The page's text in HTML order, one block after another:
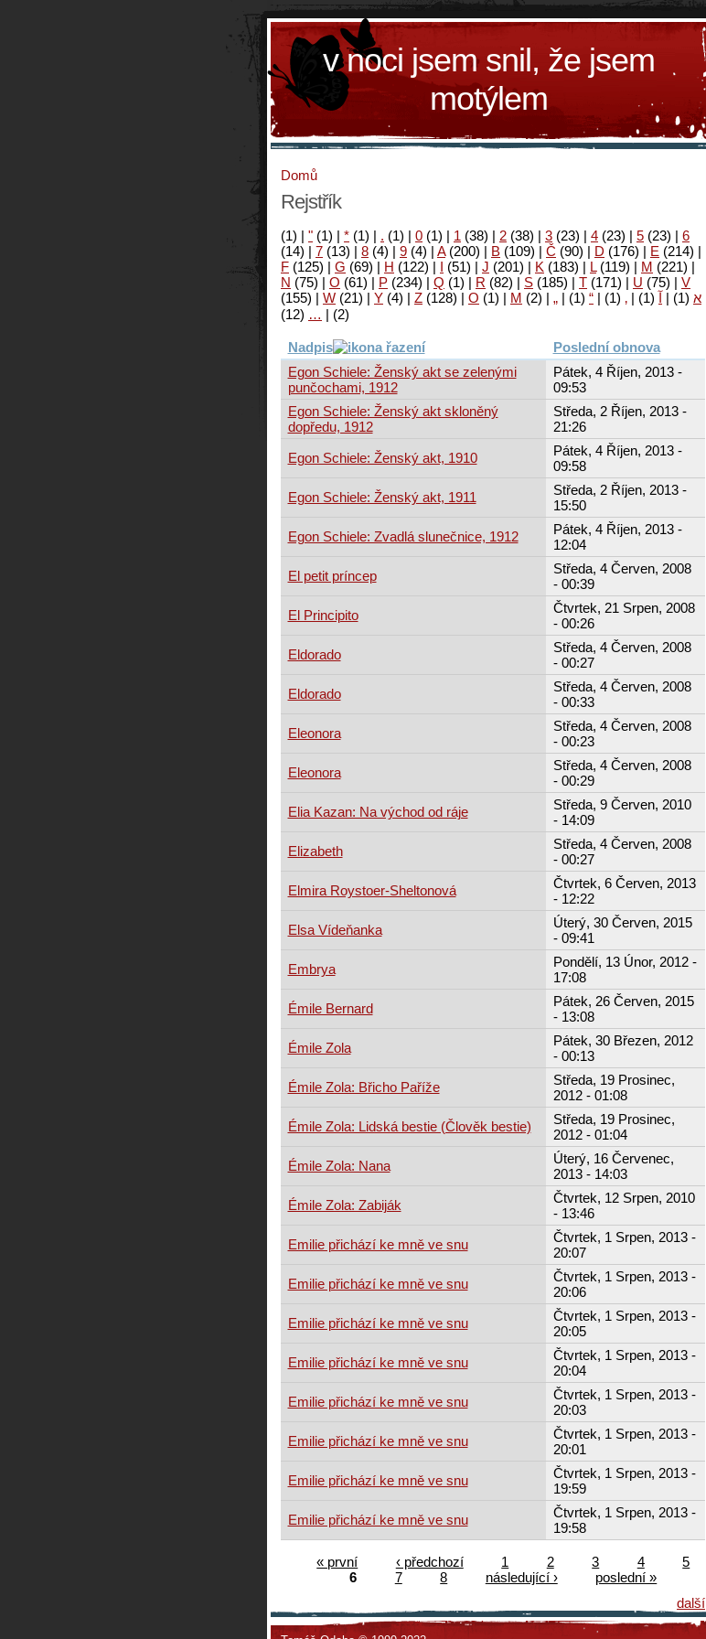
v noci jsem snil, že jsem
motýlem
Domů
Rejstřík
(1) | " (1) | * (1) | . (1) | 0 (1) | 1 (38) | 2 (38) | 3 (23) | 4 (23) | 5 (23) | 6
(14) | 7 (13) | 8 (4) | 9 (4) | A(200) | B (109) | Č (90) | D (176) | E (214) |
F (125) | G (69) | H (122) | I (51) | J (201) | K (183) | L(119) | M (221) |
N (75) | O (61) | P (234) | Q (1) | R (82) | S (185) | T (171) | U (75) | V
(155) | W (21) | Y (4) | Z (128) | Ο (1) | М (2) | א (1)
| آ (1)
|
‚
(1)
|
“
(1)
|
„
(2)
|
…
(12)
Nadpis
Poslední obnova
Egon Schiele: Ženský akt se zelenými
punčochami, 1912
Pátek, 4 Říjen, 2013 -
09:53
Egon Schiele: Ženský akt skloněný
dopředu, 1912
Středa, 2 Říjen, 2013 -
21:26
Egon Schiele: Ženský akt, 1910
Pátek, 4 Říjen, 2013 -
09:58
Egon Schiele: Ženský akt, 1911
Středa, 2 Říjen, 2013 -
15:50
Egon Schiele: Zvadlá slunečnice, 1912
Pátek, 4 Říjen, 2013 -
12:04
El petit príncep
Středa, 4 Červen, 2008
- 00:39
El Principito
Čtvrtek, 21 Srpen, 2008
- 00:26
Eldorado
Středa, 4 Červen, 2008
- 00:27
Eldorado
Středa, 4 Červen, 2008
- 00:33
Eleonora
Středa, 4 Červen, 2008
- 00:23
Eleonora
Středa, 4 Červen, 2008
- 00:29
Elia Kazan: Na východ od ráje
Středa, 9 Červen, 2010
- 14:09
Elizabeth
Středa, 4 Červen, 2008
- 00:27
Elmira Roystoer-Sheltonová
Čtvrtek, 6 Červen, 2013
- 12:22
Elsa Vídeňanka
Úterý, 30 Červen, 2015
- 09:41
Embrya
Pondělí, 13 Únor, 2012 -
17:08
Émile Bernard
Pátek, 26 Červen, 2015
- 13:08
Émile Zola
Pátek, 30 Březen, 2012
- 00:13
Émile Zola: Břicho Paříže
Středa, 19 Prosinec,
2012 - 01:08
Émile Zola: Lidská bestie (Člověk bestie)
Středa, 19 Prosinec,
2012 - 01:04
Émile Zola: Nana
Úterý, 16 Červenec,
2013 - 14:03
Émile Zola: Zabiják
Čtvrtek, 12 Srpen, 2010
- 13:46
Emilie přichází ke mně ve snu
Čtvrtek, 1 Srpen, 2013 -
20:07
Emilie přichází ke mně ve snu
Čtvrtek, 1 Srpen, 2013 -
20:06
Emilie přichází ke mně ve snu
Čtvrtek, 1 Srpen, 2013 -
20:05
Emilie přichází ke mně ve snu
Čtvrtek, 1 Srpen, 2013 -
20:04
Emilie přichází ke mně ve snu
Čtvrtek, 1 Srpen, 2013 -
20:03
Emilie přichází ke mně ve snu
Čtvrtek, 1 Srpen, 2013 -
20:01
Emilie přichází ke mně ve snu
Čtvrtek, 1 Srpen, 2013 -
19:59
Emilie přichází ke mně ve snu
Čtvrtek, 1 Srpen, 2013 -
19:58
« první ‹ předchozí 1 2 3 4
5
6
7 8 následující ›
poslední »
další